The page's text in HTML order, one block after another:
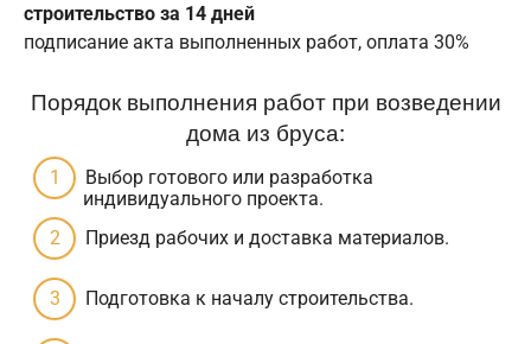
строительство за 14 дней
подписание акта выполненных работ, оплата 30%
Порядок выполнения работ при возведении
дома из бруса:
Выбор готового или разработка
индивидуального проекта.
Приезд рабочих и доставка материалов.
Подготовка к началу строительства.